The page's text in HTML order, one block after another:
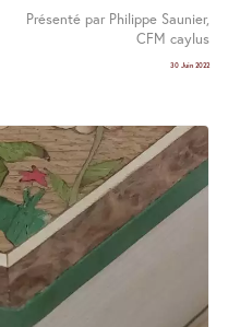
Présenté par Philippe Saunier,
CFM caylus
30 Juin 2022